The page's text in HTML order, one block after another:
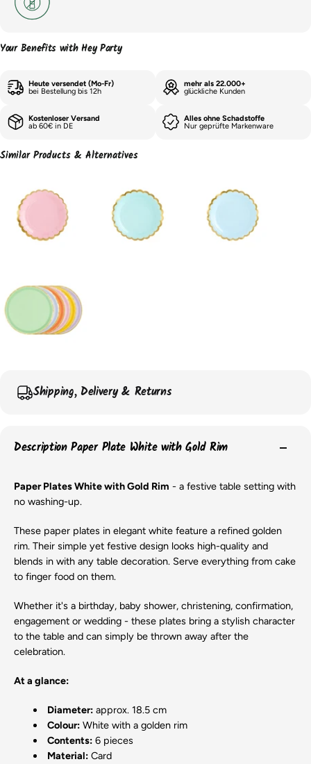
Your Benefits with Hey Party
Heute versendet (Mo-Fr)
bei Bestellung bis 12h
mehr als 22.000+
glückliche Kunden
Kostenloser Versand
ab 60€ in DE
Alles ohne Schadstoffe
Nur geprüfte Markenware
Similar Products & Alternatives
Shipping, Delivery & Returns
Description Paper Plate White with Gold Rim
Paper Plates White with Gold Rim - a festive table setting with
no washing-up.
These paper plates in elegant white feature a refined golden
rim. Their simple yet festive design looks high-quality and
blends in with any table decoration. Serve everything from cake
to finger food on them.
Whether it's a birthday, baby shower, christening, confirmation,
engagement or wedding - these plates bring a stylish character
to the table and can simply be thrown away after the
celebration.
At a glance:
Diameter: approx. 18.5 cm
Colour: White with a golden rim
Contents: 6 pieces
Material: Card